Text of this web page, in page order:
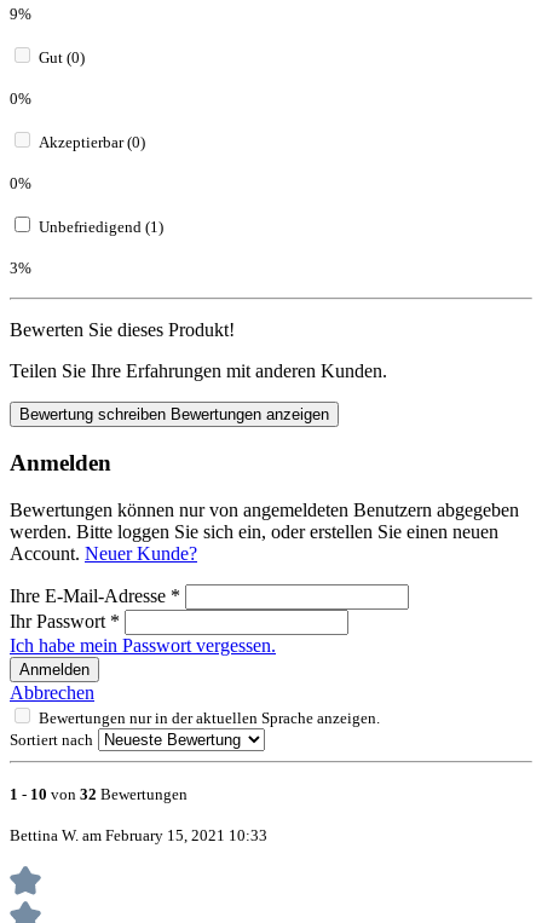
9%
Gut (0)
0%
Akzeptierbar (0)
0%
Unbefriedigend (1)
3%
Bewerten Sie dieses Produkt!
Teilen Sie Ihre Erfahrungen mit anderen Kunden.
Bewertung schreiben Bewertungen anzeigen
Anmelden
Bewertungen können nur von angemeldeten Benutzern abgegeben
werden. Bitte loggen Sie sich ein, oder erstellen Sie einen neuen
Account. Neuer Kunde?
Ihre E-Mail-Adresse *
Ihr Passwort *
Ich habe mein Passwort vergessen.
Anmelden
Abbrechen
Bewertungen nur in der aktuellen Sprache anzeigen.
Sortiert nach
1 - 10 von 32 Bewertungen
Bettina W. am February 15, 2021 10:33